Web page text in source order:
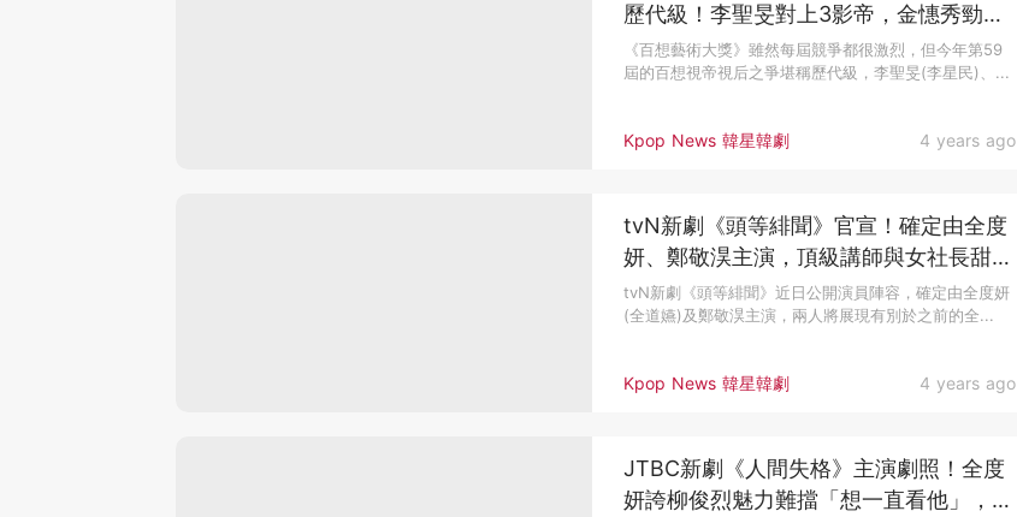
Kpop News 韓星韓劇 4 years ago
歷代級！李聖旻對上3影帝，金憓秀勁敵
是她們
《百想藝術大獎》雖然每屆競爭都很激烈，但今年第59
屆的百想視帝視后之爭堪稱歷代級，李聖旻(李星民)、...
Kpop News 韓星韓劇 4 years ago
tvN新劇《頭等緋聞》官宣！確定由全度
妍、鄭敬淏主演，頂級講師與女社長甜蜜
苦澀的羅曼史
tvN新劇《頭等緋聞》近日公開演員陣容，確定由全度妍
(全道嬿)及鄭敬淏主演，兩人將展現有別於之前的全...
JTBC新劇《人間失格》主演劇照！全度
妍誇柳俊烈魅力難擋「想一直看他」，引